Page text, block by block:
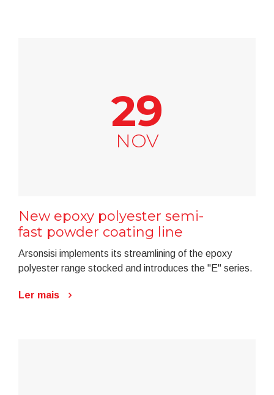
29
NOV
New epoxy polyester semi-
fast powder coating line
Arsonsisi implements its streamlining of the epoxy
polyester range stocked and introduces the "E" series.
Ler mais